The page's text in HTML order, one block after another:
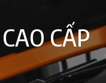
CẤP